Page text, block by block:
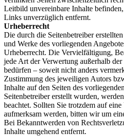
Leitbild unvereinbare Inhalte
Links unverzüglich entfernt.
Urheberrecht
Die durch die Seitenbetreiber
und Werke des vorliegenden
Urheberrecht. Die Vervielfältigung,
jede Art der Verwertung außerhalb
bedürfen – soweit nicht anders
Zustimmung des jeweiligen Autors
Inhalte auf den Seiten des
Seitenbetreiber erstellt wurden,
beachtet. Sollten Sie trotzdem auf
aufmerksam werden, bitten wir um
Bei Bekanntwerden von
Inhalte umgehend entfernt.